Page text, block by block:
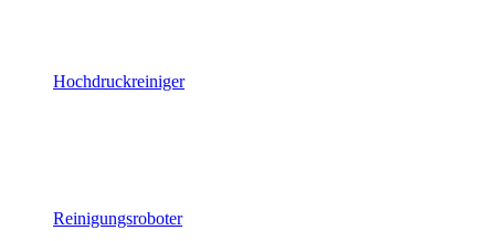
Hochdruckreiniger
Reinigungsroboter